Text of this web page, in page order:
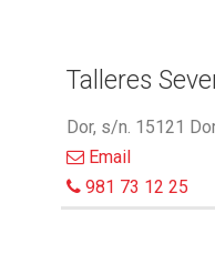
Talleres
Dor, s/n. 15121
Email
981 73 12 25